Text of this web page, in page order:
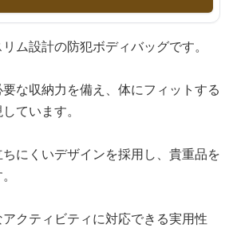
ム設計の防犯ボディバッグです。
な収納力を備え、体にフィットする
ています。
にくいデザインを採用し、貴重品を
クティビティに対応できる実用性